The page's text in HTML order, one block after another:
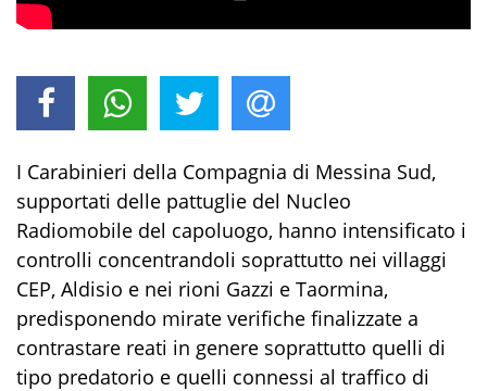
I Carabinieri della Compagnia di Messina Sud,
supportati delle pattuglie del Nucleo
Radiomobile del capoluogo, hanno intensificato i
controlli concentrandoli soprattutto nei villaggi
CEP, Aldisio e nei rioni Gazzi e Taormina,
predisponendo mirate verifiche finalizzate a
contrastare reati in genere soprattutto quelli di
tipo predatorio e quelli connessi al traffico di